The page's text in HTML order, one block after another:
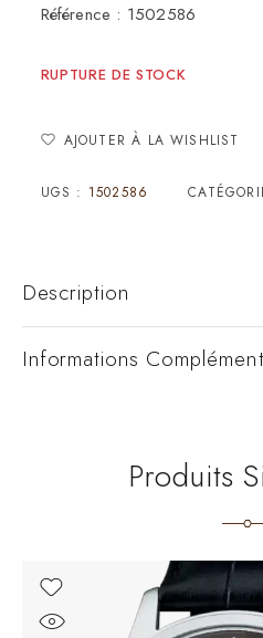
Référence : 1502586
RUPTURE DE STOCK
AJOUTER À LA WISHLIST
UGS : 1502586
Description
Informations
Produits